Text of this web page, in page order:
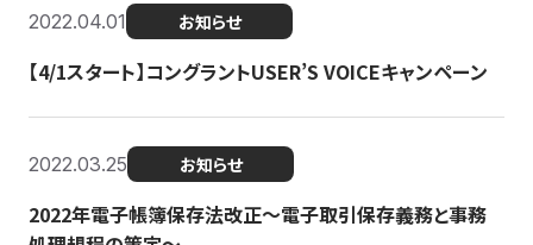
2022.04.01 お知らせ
【4/1スタート】コングラントUSER’S VOICEキャンペーン
2022.03.25 お知らせ
2022年電子帳簿保存法改正～電子取引保存義務と事務